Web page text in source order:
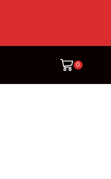
0